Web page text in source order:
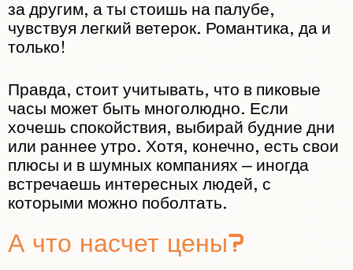
за другим, а ты стоишь на палубе,
чувствуя легкий ветерок. Романтика, да и
только!
Правда, стоит учитывать, что в пиковые
часы может быть многолюдно. Если
хочешь спокойствия, выбирай будние дни
или раннее утро. Хотя, конечно, есть свои
плюсы и в шумных компаниях — иногда
встречаешь интересных людей, с
которыми можно поболтать.
А что насчет цены?